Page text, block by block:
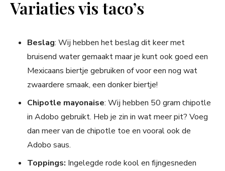
Variaties vis taco’s
Beslag: Wij hebben het beslag dit keer met
bruisend water gemaakt maar je kunt ook goed een
Mexicaans biertje gebruiken of voor een nog wat
zwaardere smaak, een donker biertje!
Chipotle mayonaise: Wij hebben 50 gram chipotle
in Adobo gebruikt. Heb je zin in wat meer pit? Voeg
dan meer van de chipotle toe en vooral ook de
Adobo saus.
Toppings: Ingelegde rode kool en fijngesneden